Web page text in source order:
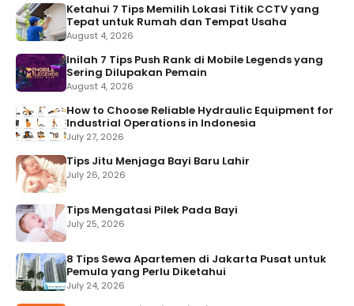
Ketahui 7 Tips Memilih Lokasi Titik CCTV yang
Tepat untuk Rumah dan Tempat Usaha
August 4, 2026
Inilah 7 Tips Push Rank di Mobile Legends yang
Sering Dilupakan Pemain
August 4, 2026
How to Choose Reliable Hydraulic Equipment for
Industrial Operations in Indonesia
July 27, 2026
Tips Jitu Menjaga Bayi Baru Lahir
July 26, 2026
Tips Mengatasi Pilek Pada Bayi
July 25, 2026
8 Tips Sewa Apartemen di Jakarta Pusat untuk
Pemula yang Perlu Diketahui
July 24, 2026